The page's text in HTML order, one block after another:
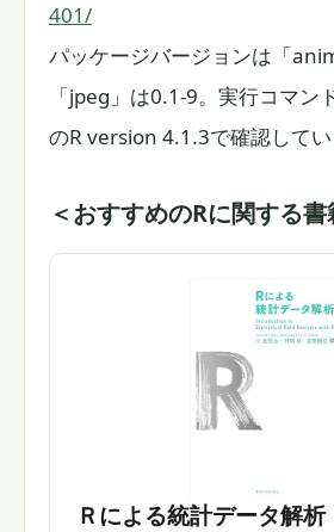
401/
パッケージバージョンは「
「jpeg」は0.1-9。実行コマン
のR version 4.1.3で確認してい
＜おすすめのRに関する書
Ｒによる統計データ解析